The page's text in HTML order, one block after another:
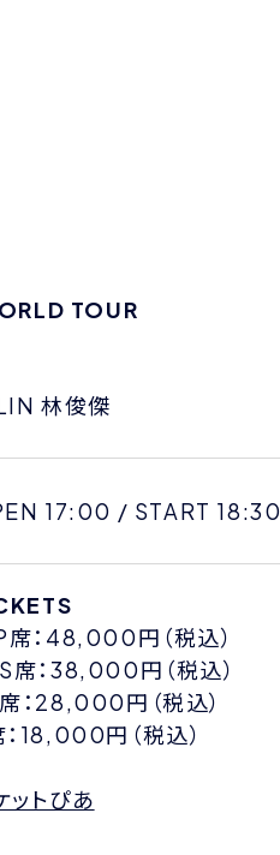
TOUR
林俊傑
17:00 / START 18:30
：48,000円（税込）
席：38,000円（税込）
：28,000円（税込）
18,000円（税込）
ットぴあ